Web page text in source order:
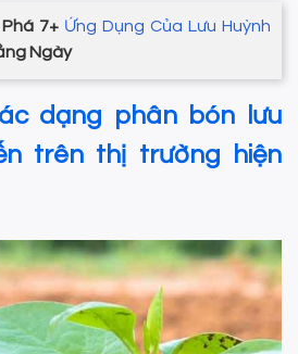
7+ Ứng Dụng Của Lưu Huỳnh
Ngày
dạng phân bón lưu
trên thị trường hiện